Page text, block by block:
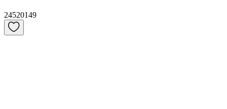
24520149